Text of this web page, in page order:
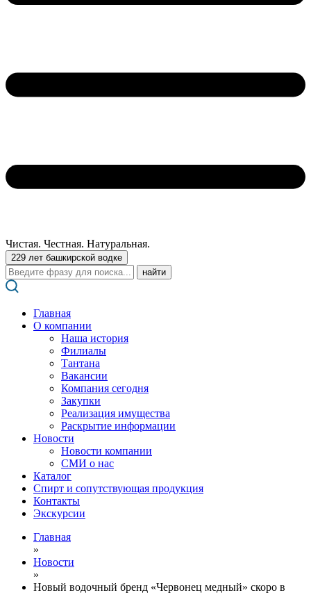
Чистая. Честная. Натуральная.
229 лет башкирской водке
Поиск:
Главная
О компании
Наша история
Филиалы
Тантана
Вакансии
Компания сегодня
Закупки
Реализация имущества
Раскрытие информации
Новости
Новости компании
СМИ о нас
Каталог
Спирт и сопутствующая продукция
Контакты
Экскурсии
Главная
»
Новости
»
Новый водочный бренд «Червонец медный» скоро в